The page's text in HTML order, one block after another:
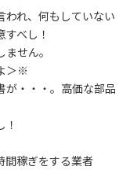
われ、何もしていない
べし！
せん。
＞※
が・・・。高価な部品
間稼ぎをする業者